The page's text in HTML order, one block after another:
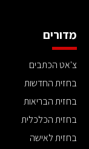
מדורים
צ'אט הכתבים
בחזית החדשות
בחזית הבריאות
בחזית הכלכלית
בחזית לאישה